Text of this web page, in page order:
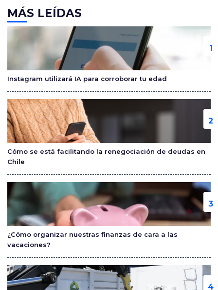
c
e
b
o
o
k
itt
er
m
p
ar
tir
MÁS LEÍDAS
Instagram utilizará IA para corroborar tu edad
Cómo se está facilitando la renegociación de deudas en
Chile
¿Cómo organizar nuestras finanzas de cara a las
vacaciones?